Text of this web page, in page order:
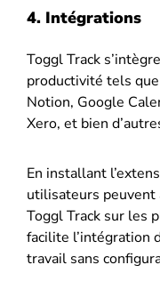
4. Intégrations
Toggl Track
productivité tels
Notion, Google
Xero, et bien
En installant
utilisateurs
Toggl Track sur les
facilite l’intégration
travail sans